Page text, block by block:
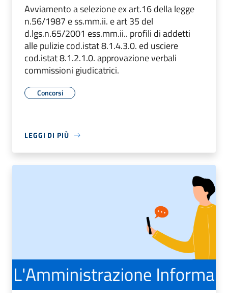
Avviamento a selezione ex art.16 della legge
n.56/1987 e ss.mm.ii. e art 35 del
d.lgs.n.65/2001 ess.mm.ii.. profili di addetti
alle pulizie cod.istat 8.1.4.3.0. ed usciere
cod.istat 8.1.2.1.0. approvazione verbali
commissioni giudicatrici.
Concorsi
LEGGI DI PIÙ